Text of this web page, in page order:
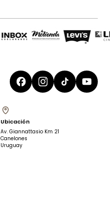
Ubicación
Av. Giannattasio Km 21
Canelones
Uruguay